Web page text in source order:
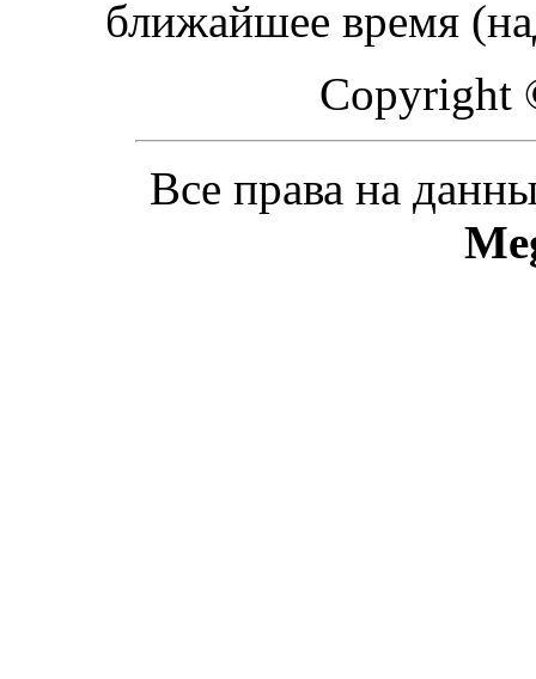
ближайшее время
Copyright
Все права на